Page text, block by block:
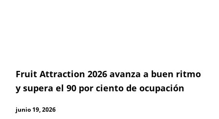
Fruit Attraction 2026 avanza a buen ritmo
y supera el 90 por ciento de ocupación
junio 19, 2026